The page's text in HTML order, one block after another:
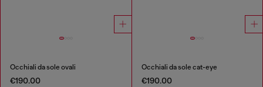
Occhiali da sole ovali
€190.00
Occhiali da sole cat-eye
€190.00